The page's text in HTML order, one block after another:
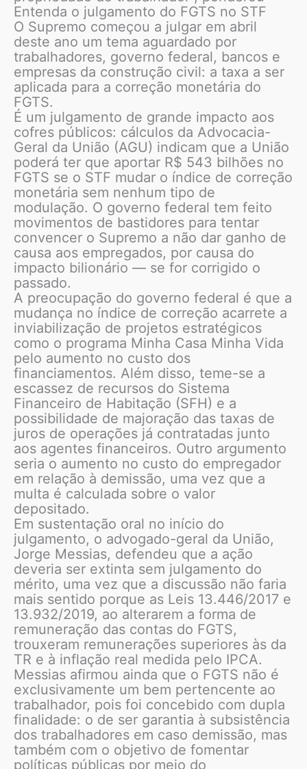
Entenda o julgamento do FGTS no STF
O Supremo começou a julgar em abril
deste ano um tema aguardado por
trabalhadores, governo federal, bancos e
empresas da construção civil: a taxa a ser
aplicada para a correção monetária do
FGTS.
É um julgamento de grande impacto aos
cofres públicos: cálculos da Advocacia-
Geral da União (AGU) indicam que a União
poderá ter que aportar R$ 543 bilhões no
FGTS se o STF mudar o índice de correção
monetária sem nenhum tipo de
modulação. O governo federal tem feito
movimentos de bastidores para tentar
convencer o Supremo a não dar ganho de
causa aos empregados, por causa do
impacto bilionário — se for corrigido o
passado.
A preocupação do governo federal é que a
mudança no índice de correção acarrete a
inviabilização de projetos estratégicos
como o programa Minha Casa Minha Vida
pelo aumento no custo dos
financiamentos. Além disso, teme-se a
escassez de recursos do Sistema
Financeiro de Habitação (SFH) e a
possibilidade de majoração das taxas de
juros de operações já contratadas junto
aos agentes financeiros. Outro argumento
seria o aumento no custo do empregador
em relação à demissão, uma vez que a
multa é calculada sobre o valor
depositado.
Em sustentação oral no início do
julgamento, o advogado-geral da União,
Jorge Messias, defendeu que a ação
deveria ser extinta sem julgamento do
mérito, uma vez que a discussão não faria
mais sentido porque as Leis 13.446/2017 e
13.932/2019, ao alterarem a forma de
remuneração das contas do FGTS,
trouxeram remunerações superiores às da
TR e à inflação real medida pelo IPCA.
Messias afirmou ainda que o FGTS não é
exclusivamente um bem pertencente ao
trabalhador, pois foi concebido com dupla
finalidade: o de ser garantia à subsistência
dos trabalhadores em caso demissão, mas
também com o objetivo de fomentar
políticas públicas por meio do